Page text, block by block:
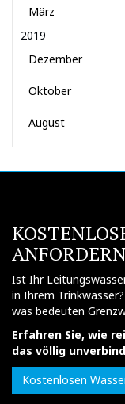
März
2019
Dezember
Oktober
August
ANFORDERN
Ist Ihr
in Ihrem
was bedeuten
Erfahren Sie, wie
das völlig
Kostenlosen